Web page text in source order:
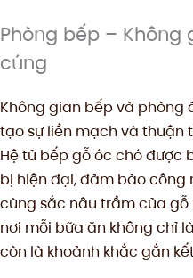
Phòng bếp – Không
cúng
Không gian bếp và phòng
tạo sự liền mạch và thuận
Hệ tủ bếp gỗ óc chó được
bị hiện đại, đảm bảo công
cùng sắc nâu trầm của
nơi mỗi bữa ăn không chỉ
còn là khoảnh khắc gắn